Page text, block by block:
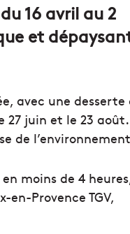
16 avril au 2
et
avec une desserte
juin et le 23
de
moins de 4
Provence TGV,